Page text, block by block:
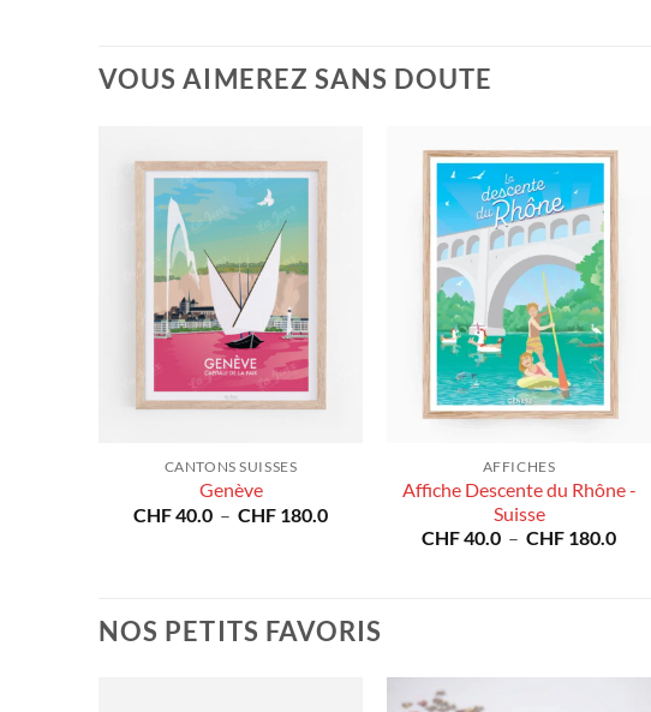
VOUS AIMEREZ SANS DOUTE
CANTONS SUISSES
Genève
CHF40.0 – CHF 180.0Plage
AFFICHES
Affiche Descente du Rhône -
Suisse
CHF40.0 – CHF 180.0Plage
CHF 180.0NOS PETITS FAVORIS